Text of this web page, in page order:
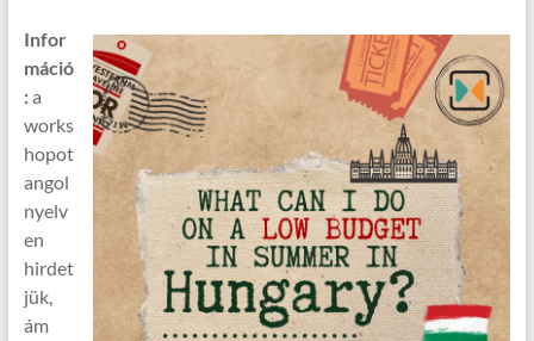
Infor
máció
:a
works
hopot
angol
nyelv
en
hirdet
jük,
ám